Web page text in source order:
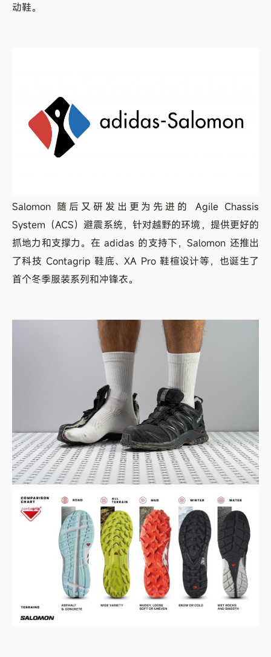
动鞋。
Salomon 随后又研发出更为先进的 Agile Chassis
System（ACS）避震系统，针对越野的环境，提供更好的
抓地力和支撑力。在 adidas 的支持下，Salomon 还推出
了科技 Contagrip 鞋底、XA Pro 鞋楦设计等，也诞生了
首个冬季服装系列和冲锋衣。